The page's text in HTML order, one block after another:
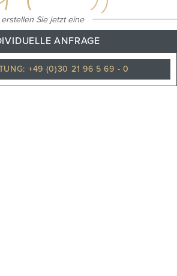
erstellen Sie jetzt eine
ANFRAGE
+49 (0)30 21 96 5 69 - 0
Klarer himmel